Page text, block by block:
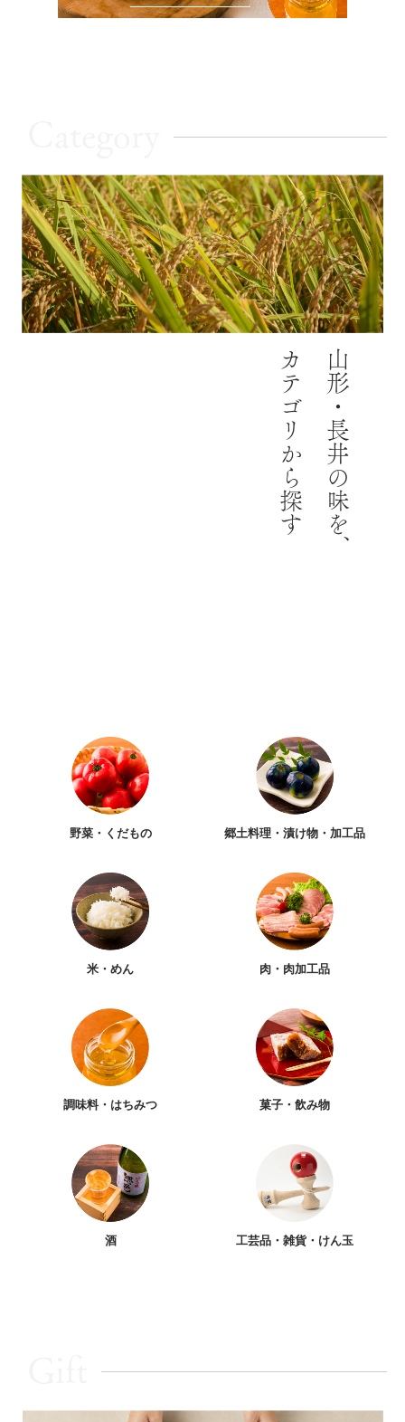
山形・長井の味を、
カテゴリから探す
野菜・くだもの 郷土料理・漬け物・加工品
米・めん 肉・肉加工品
調味料・はちみつ 菓子・飲み物
酒 工芸品・雑貨・けん玉